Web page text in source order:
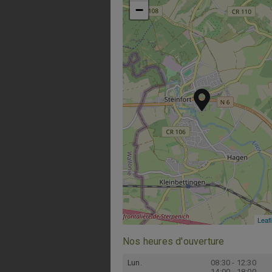
−
−
Nos heures d'ouverture
Lun.
08:30 - 12:30